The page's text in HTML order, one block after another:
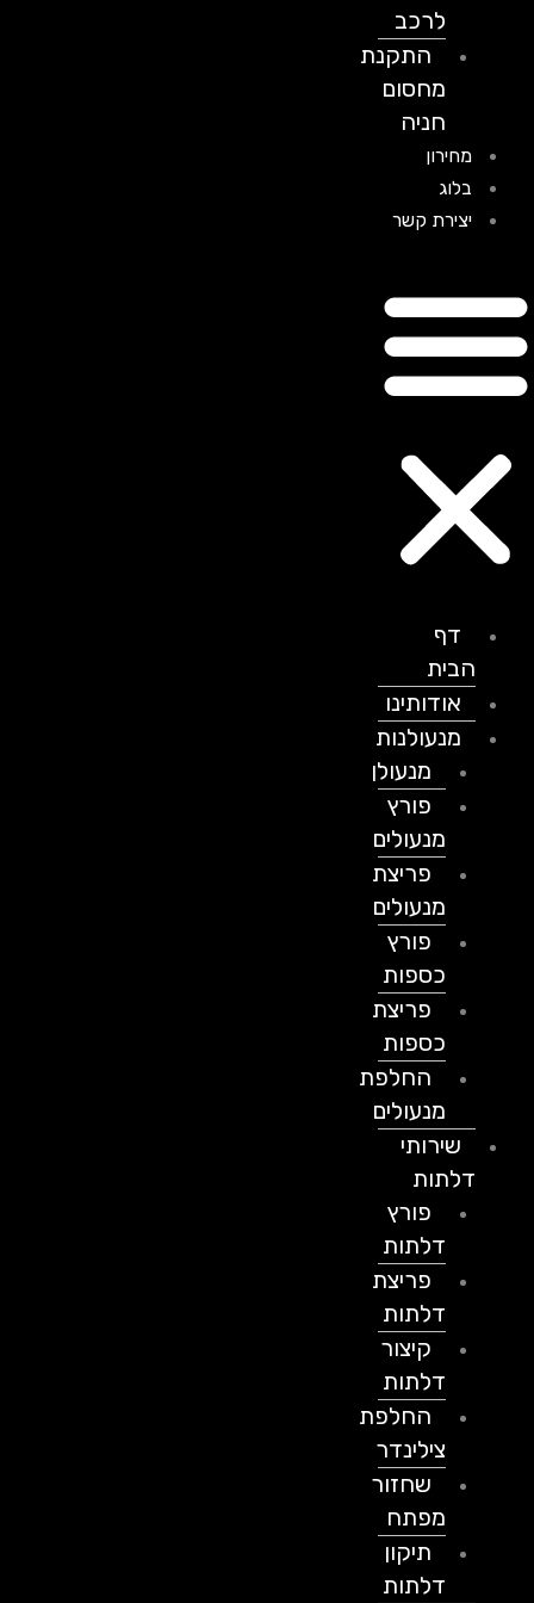
לרכב
התקנת
מחסום
חניה
מחירון
בלוג
יצירת קשר
דף
הבית
אודותינו
מנעולנות
מנעולן
פורץ
מנעולים
פריצת
מנעולים
פורץ
כספות
פריצת
כספות
החלפת
מנעולים
שירותי
דלתות
פורץ
דלתות
פריצת
דלתות
קיצור
דלתות
החלפת
צילינדר
שחזור
מפתח
תיקון
דלתות